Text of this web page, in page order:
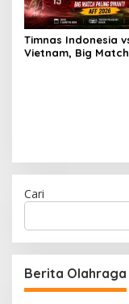
Timnas Indonesia
Vietnam, Big
Cari
Berita Olahraga